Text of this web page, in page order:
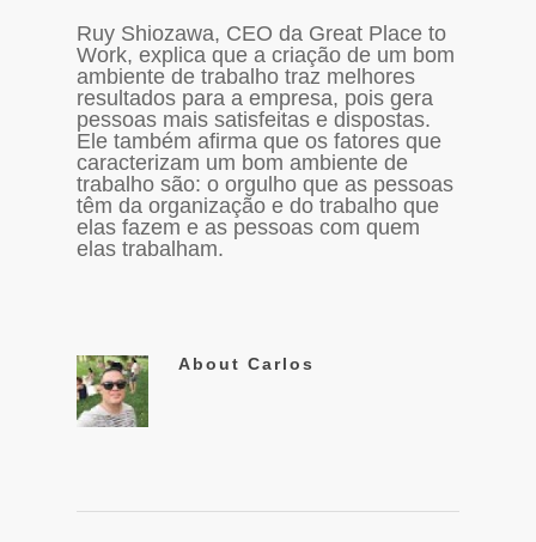
Ruy Shiozawa, CEO da Great Place to
Work, explica que a criação de um bom
ambiente de trabalho traz melhores
resultados para a empresa, pois gera
pessoas mais satisfeitas e dispostas.
Ele também afirma que os fatores que
caracterizam um bom ambiente de
trabalho são: o orgulho que as pessoas
têm da organização e do trabalho que
elas fazem e as pessoas com quem
elas trabalham.
About Carlos